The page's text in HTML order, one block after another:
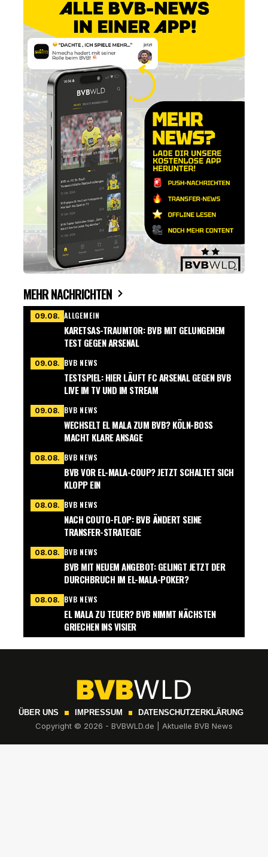
MEHR NACHRICHTEN
09.08. ALLGEMEIN
KARETSAS-TRAUMTOR: BVB MIT GELUNGENEM
TEST GEGEN ARSENAL
09.08. BVB NEWS
TESTSPIEL: HIER LÄUFT FC ARSENAL GEGEN BVB
LIVE IM TV UND IM STREAM
09.08. BVB NEWS
WECHSELT EL MALA ZUM BVB? KÖLN-BOSS
MACHT KLARE ANSAGE
08.08. BVB NEWS
BVB VOR EL-MALA-COUP? JETZT SCHALTET SICH
KLOPP EIN
08.08. BVB NEWS
NACH COUTO-FLOP: BVB ÄNDERT SEINE
TRANSFER-STRATEGIE
08.08. BVB NEWS
BVB MIT NEUEM ANGEBOT: GELINGT JETZT DER
DURCHBRUCH IM EL-MALA-POKER?
08.08. BVB NEWS
EL MALA ZU TEUER? BVB NIMMT NÄCHSTEN
GRIECHEN INS VISIER
ÜBER UNS IMPRESSUM DATENSCHUTZERKLÄRUNG
Copyright © 2026 - BVBWLD.de | Aktuelle BVB News